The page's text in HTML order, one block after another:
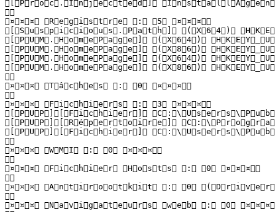
 [ P r o c . I n j e c t e d ] 
  
 ¤ ¤ ¤   R e g i s t r e   :   5   ¤ ¤ ¤  
 [ S u s p i c i o u s . P a t h ]   ( X 6 4 ) 
 [ P U M . H o m e P a g e ]   ( X 6 4 ) 
 [ P U M . H o m e P a g e ]   ( X 8 6 ) 
 [ P U M . H o m e P a g e ]   ( X 6 4 ) 
 [ P U M . H o m e P a g e ]   ( X 8 6 ) 
  
 ¤ ¤ ¤   T â c h e s   :   0   ¤ ¤ ¤  
  
 ¤ ¤ ¤   F i c h i e r s   :   3   ¤ ¤ ¤  
 [ P U P ] [ F i c h i e r ] 
 [ P U P ] [ R é p e r t o i r e ] 
 [ P U P ] [ F i c h i e r ] 
  
 ¤ ¤ ¤   W M I   :   0   ¤ ¤ ¤  
  
 ¤ ¤ ¤   F i c h i e r   H o s t s   :   0   ¤ ¤ ¤  
  
 ¤ ¤ ¤   A n t i r o o t k i t   :   0 
  
 ¤ ¤ ¤   N a v i g a t e u r s   w e b   :   0   ¤ ¤ ¤  